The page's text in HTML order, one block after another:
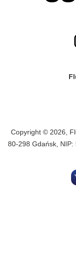
Copyright © 2026,
80-298 Gdańsk, NIP: